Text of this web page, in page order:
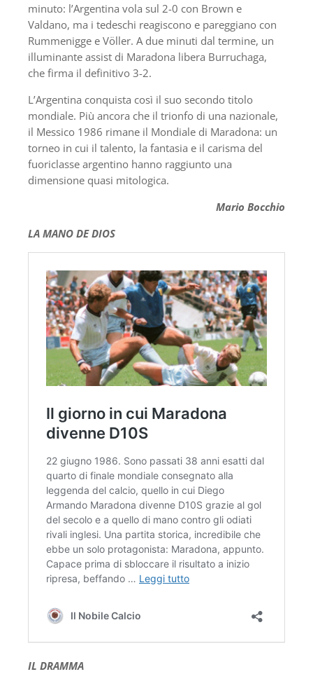
minuto: l’Argentina vola sul 2-0 con Brown e
Valdano, ma i tedeschi reagiscono e pareggiano con
Rummenigge e Völler. A due minuti dal termine, un
illuminante assist di Maradona libera Burruchaga,
che firma il definitivo 3-2.
L’Argentina conquista così il suo secondo titolo
mondiale. Più ancora che il trionfo di una nazionale,
il Messico 1986 rimane il Mondiale di Maradona: un
torneo in cui il talento, la fantasia e il carisma del
fuoriclasse argentino hanno raggiunto una
dimensione quasi mitologica.
Mario Bocchio
LA MANO DE DIOS
IL DRAMMA